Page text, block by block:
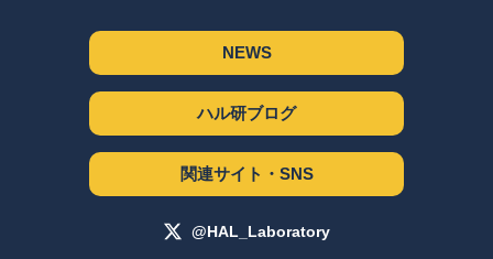
NEWS
ハル研ブログ
関連サイト・SNS
@HAL_Laboratory